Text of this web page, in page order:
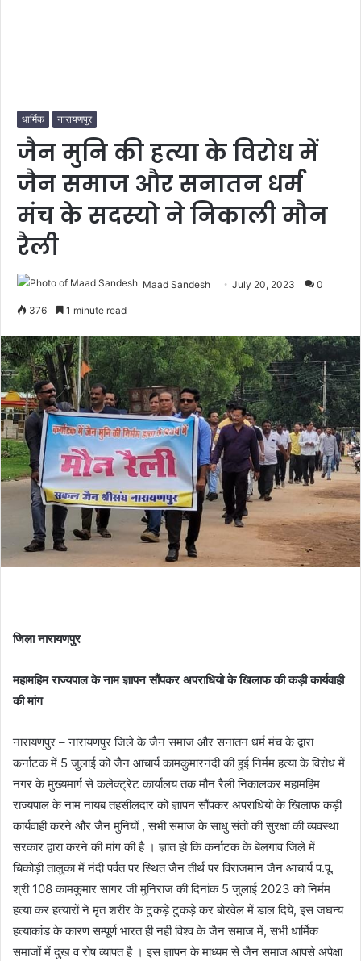
धार्मिक नारायणपुर
जैन मुनि की हत्या के विरोध में
जैन समाज और सनातन धर्म
मंच के सदस्यो ने निकाली मौन
रैली
Maad Sandesh July 20, 2023 0
376 1 minute read
जिला नारायणपुर
महामहिम राज्यपाल के नाम ज्ञापन सौंपकर अपराधियो के खिलाफ की कड़ी कार्यवाही
की मांग
नारायणपुर – नारायणपुर जिले के जैन समाज और सनातन धर्म मंच के द्वारा
कर्नाटक में 5 जुलाई को जैन आचार्य कामकुमारनंदी की हुई निर्मम हत्या के विरोध में
नगर के मुख्यमार्ग से कलेक्ट्रेट कार्यालय तक मौन रैली निकालकर महामहिम
राज्यपाल के नाम नायब तहसीलदार को ज्ञापन सौंपकर अपराधियो के खिलाफ कड़ी
कार्यवाही करने और जैन मुनियों , सभी समाज के साधु संतो की सुरक्षा की व्यवस्था
सरकार द्वारा करने की मांग की है । ज्ञात हो कि कर्नाटक के बेलगांव जिले में
चिकोड़ी तालुका में नंदी पर्वत पर स्थित जैन तीर्थ पर विराजमान जैन आचार्य प.पू.
श्री 108 कामकुमार सागर जी मुनिराज की दिनांक 5 जुलाई 2023 को निर्मम
हत्या कर हत्यारों ने मृत शरीर के टुकड़े टुकड़े कर बोरवेल में डाल दिये, इस जघन्य
हत्याकांड के कारण सम्पूर्ण भारत ही नही विश्व के जैन समाज में, सभी धार्मिक
समाजों में दुख व रोष व्यापत है । इस ज्ञापन के माध्यम से जैन समाज आपसे अपेक्षा